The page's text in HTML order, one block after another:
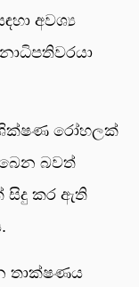
අවශ්‍ය
ශික්ෂණ රෝහලක්
බවත්
සිදු කර ඇති
තාක්ෂණය